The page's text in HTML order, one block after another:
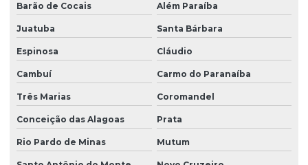
Redutor de velocidade 1:100
Redutor de velocidade 1:20
Redutor de velocidade 1:40
Redutor de velocidade industrial
Redutor de velocidade manual
Barão de Cocais Além Paraíba
Juatuba Santa Bárbara
Espinosa Cláudio
Cambuí Carmo do Paranaíba
Três Marias Coromandel
Conceição das Alagoas Prata
Rio Pardo de Minas Mutum